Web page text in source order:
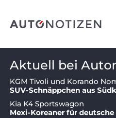
Aktuell bei
KGM Tivoli und Korando
SUV-Schnäppchen aus
Kia K4 Sportswagon
Mexi-Koreaner für